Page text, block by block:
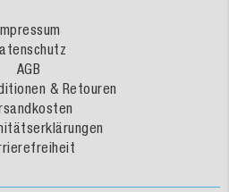
AGB
& Retouren